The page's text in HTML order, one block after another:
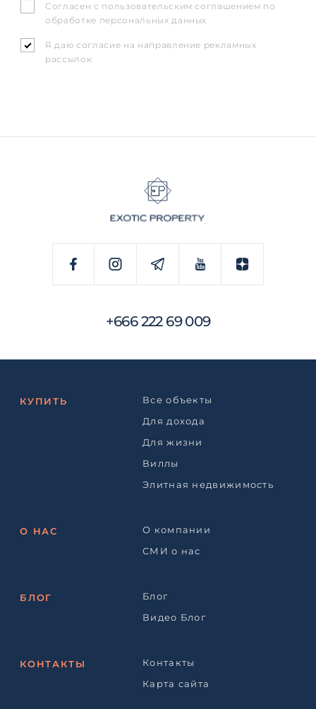
Согласен с пользовательским соглашением по
обработке персональных данных
Я даю согласие на направление рекламных
рассылок
+666 222 69 009
КУПИТЬ
Все объекты
Для дохода
Для жизни
Виллы
Элитная недвижимость
О НАС
О компании
СМИ о нас
БЛОГ
Блог
Видео Блог
КОНТАКТЫ
Контакты
Карта сайта